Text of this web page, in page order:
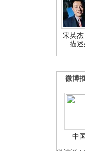
宋英杰
描
微博
中